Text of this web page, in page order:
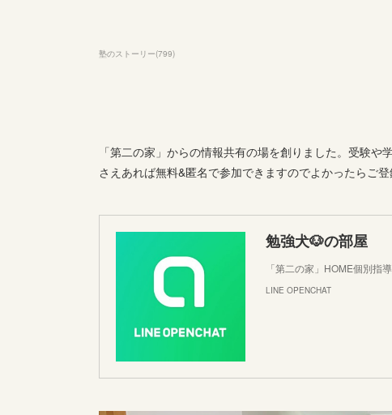
塾のストーリー(799)
「第二の家」からの情報共有の場を創りました。受験
さえあれば無料&匿名で参加できますのでよかったらご
勉強犬🐶の部屋
「第二の家」HOME個別指
LINE OPENCHAT